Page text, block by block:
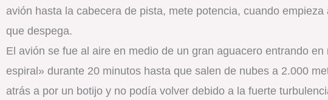
avión hasta la cabecera de pista, mete potencia, cuando
que despega.
El avión se fue al aire en medio de un gran aguacero entrando
espiral» durante 20 minutos hasta que salen de nubes a 2.000
atrás a por un botijo y no podía volver debido a la fuerte